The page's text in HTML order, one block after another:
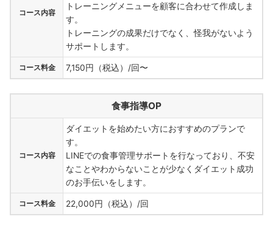
コース内容
トレーニングメニューを顧客に合わせて作成しま
す。
トレーニングの成果だけでなく、怪我がないよう
サポートします。
コース料金 7,150円（税込）/回〜
食事指導OP
コース内容
ダイエットを始めたい方におすすめのプランで
す。
LINEでの食事管理サポートを行なっており、不安
なことやわからないことが少なくダイエット成功
のお手伝いをします。
コース料金 22,000円（税込）/回